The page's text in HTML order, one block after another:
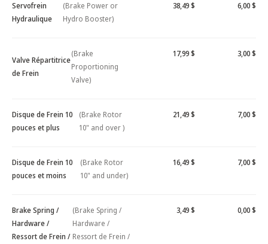
Servofrein
Hydraulique
(Brake Power or
Hydro Booster)
38,49 $ 6,00 $
Valve Répartitrice
de Frein
(Brake
Proportioning
Valve)
17,99 $ 3,00 $
Disque de Frein 10
pouces et plus
(Brake Rotor
10" and over )
21,49 $ 7,00 $
Disque de Frein 10
pouces et moins
(Brake Rotor
10" and under)
16,49 $ 7,00 $
Brake Spring /
Hardware /
Ressort de Frein /
(Brake Spring /
Hardware /
Ressort de Frein /
3,49 $ 0,00 $